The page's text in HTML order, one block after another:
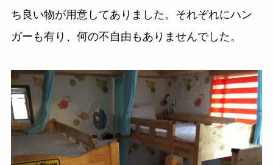
ち良い物が用意してありました。それぞれにハン
ガーも有り、何の不自由もありませんでした。